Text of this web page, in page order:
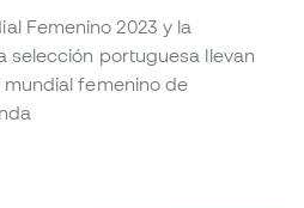
Femenino 2023 y la
selección portuguesa llevan
mundial femenino de